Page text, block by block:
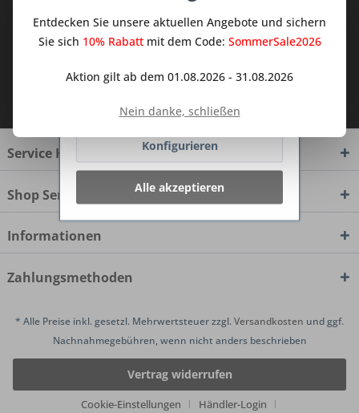
dem Traum Küchen - Shop.
Ich habe dieDatenschutzbestimmungen
zur Kenntnis genommen.
Service Hotline
Shop Service
Informationen
Zahlungsmethoden
* Alle Preise inkl. gesetzl. Mehrwertsteuer zzgl.Versandkosten und ggf.
Nachnahmegebühren, wenn nicht anders beschrieben
Vertrag widerrufen
Cookie-Einstellungen
Händler-Login
Entdecken Sie unsere aktuellen Angebote und sichern
Sie sich 10% Rabattmit dem Code: SommerSale2026
Aktion gilt ab dem 01.08.2026 - 31.08.2026
Nein danke, schließen
Netzwerken vereinfachen sollen,
werden nur mit Ihrer Zustimmung
Ablehnen
Konfigurieren
Alle akzeptieren